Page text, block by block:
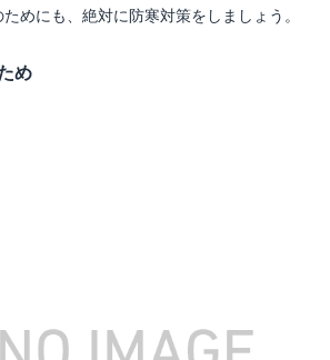
めにも、絶対に防寒対策をしましょう。
め